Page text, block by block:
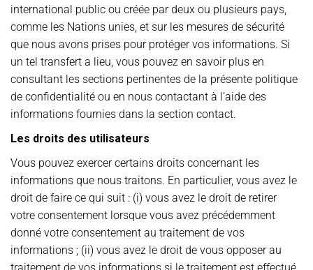
international public ou créée par deux ou plusieurs pays,
comme les Nations unies, et sur les mesures de sécurité
que nous avons prises pour protéger vos informations. Si
un tel transfert a lieu, vous pouvez en savoir plus en
consultant les sections pertinentes de la présente politique
de confidentialité ou en nous contactant à l’aide des
informations fournies dans la section contact.
Les droits des utilisateurs
Vous pouvez exercer certains droits concernant les
informations que nous traitons. En particulier, vous avez le
droit de faire ce qui suit : (i) vous avez le droit de retirer
votre consentement lorsque vous avez précédemment
donné votre consentement au traitement de vos
informations ; (ii) vous avez le droit de vous opposer au